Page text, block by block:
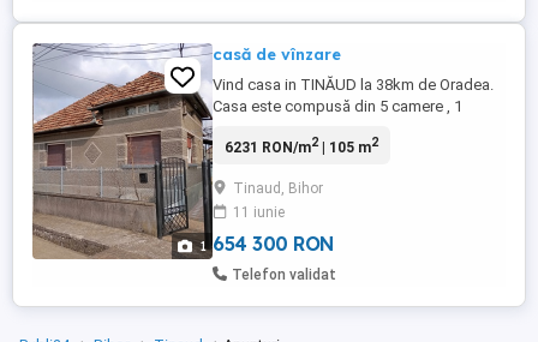
1
casă de vînzare
Vind casa in TINĂUD la 38km de Oradea.
Casa este compusă din 5 camere , 1
garaj și alte anexe . Casa are încălzire
curent. Casa are 130 m2 utili. Suprafața
totală teren 4500 m2.
6231 RON/m2| 105 m2
Tinaud, Bihor
11 iunie
654 300 RON
Telefon validat